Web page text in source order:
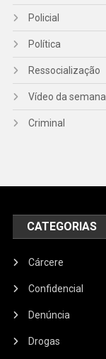
Policial
Política
Ressocialização
Vídeo da semana
Criminal
CATEGORIAS
Cárcere
Confidencial
Denúncia
Drogas